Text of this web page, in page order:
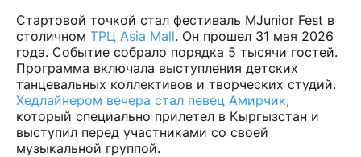
Стартовой точкой стал фестиваль MJunior Fest в
столичном ТРЦ Asia Mall. Он прошел 31 мая 2026
года. Событие собрало порядка 5 тысячи гостей.
Программа включала выступления детских
танцевальных коллективов и творческих студий.
Хедлайнером вечера стал певец Амирчик,
который специально прилетел в Кыргызстан и
выступил перед участниками со своей
музыкальной группой.